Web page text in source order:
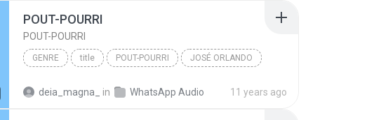
POUT-POURRI
POUT-POURRI
GENRE title POUT-POURRI JOSÉ ORLANDO
deia_magna_ in WhatsApp Audio 11 years ago